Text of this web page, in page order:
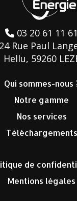
03 20 61 11 61
24 Rue Paul
Hellu, 59260
Qui sommes-nous
Notre gamme
Nos services
Téléchargements
de
Mentions légales